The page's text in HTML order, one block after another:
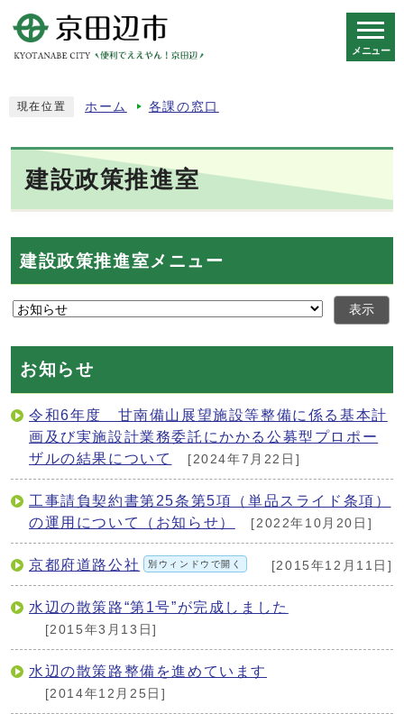
メニュー
現在位置 ホーム 各課の窓口
建設政策推進室
建設政策推進室メニュー
表示
お知らせ
令和6年度 甘南備山展望施設等整備に係る基本計
画及び実施設計業務委託にかかる公募型プロポー
ザルの結果について
[2024年7月22日]
工事請負契約書第25条第5項（単品スライド条項）
の運用について（お知らせ）
[2022年10月20日]
京都府道路公社 別ウィンドウで開く [2015年12月11日]
水辺の散策路“第1号”が完成しました
[2015年3月13日]
水辺の散策路整備を進めています
[2014年12月25日]